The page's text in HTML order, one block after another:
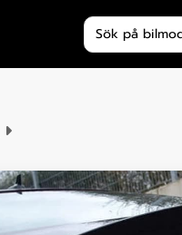
Produktsökning